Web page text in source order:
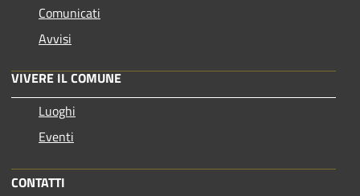
Comunicati
Avvisi
VIVERE IL COMUNE
Luoghi
Eventi
CONTATTI